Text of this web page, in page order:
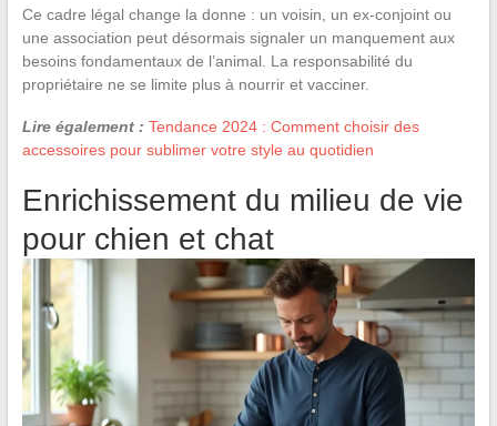
Ce cadre légal change la donne : un voisin, un ex-conjoint ou
une association peut désormais signaler un manquement aux
besoins fondamentaux de l’animal. La responsabilité du
propriétaire ne se limite plus à nourrir et vacciner.
Lire également : Tendance 2024 : Comment choisir des
accessoires pour sublimer votre style au quotidien
Enrichissement du milieu de vie
pour chien et chat